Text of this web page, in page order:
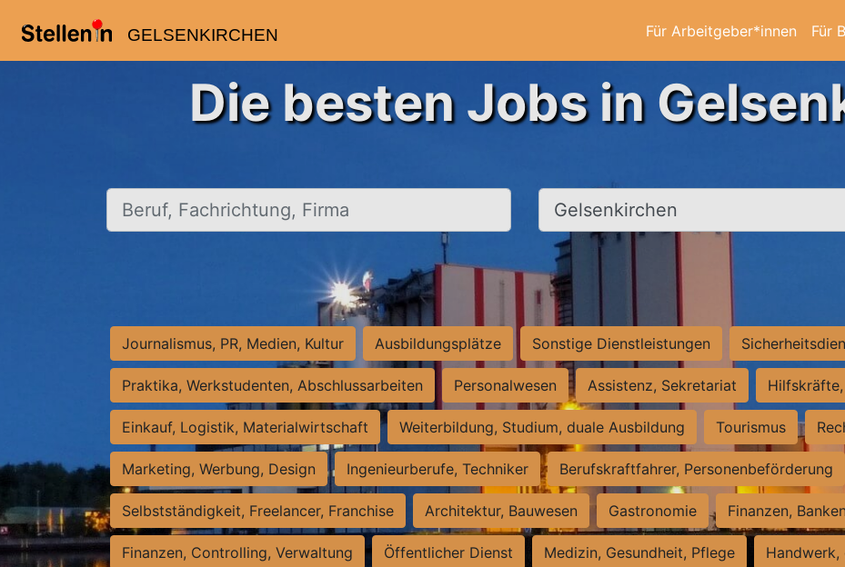
GELSENKIRCHEN Für Arbeitgeber*innen Für
Die besten Jobs in
Beruf, Fachrichtung, Firma Ort, Stadt
Journalismus, PR, Medien, Kultur Ausbildungsplätze Sonstige Dienstleistungen
Praktika, Werkstudenten, Abschlussarbeiten Personalwesen Assistenz, Sekretariat
Einkauf, Logistik, Materialwirtschaft Weiterbildung, Studium, duale Ausbildung Tourismus
Marketing, Werbung, Design Ingenieurberufe, Techniker Berufskraftfahrer, Personenbeförderung
Selbstständigkeit, Freelancer, Franchise Architektur, Bauwesen Gastronomie Finanzen,
Finanzen, Controlling, Verwaltung Öffentlicher Dienst Medizin, Gesundheit, Pflege